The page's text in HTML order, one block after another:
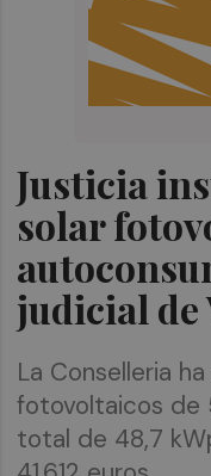
Justicia
solar
judicial
La Conselleria
fotovoltaicos
total de 48,7